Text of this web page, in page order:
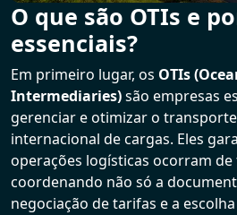
O que são OTIs e
essenciais?
Em primeiro lugar, os OTIs
Intermediaries)são empresas
gerenciar e otimizar o
internacional de cargas. Eles
operações logísticas ocorram
coordenando não só a
negociação de tarifas e a